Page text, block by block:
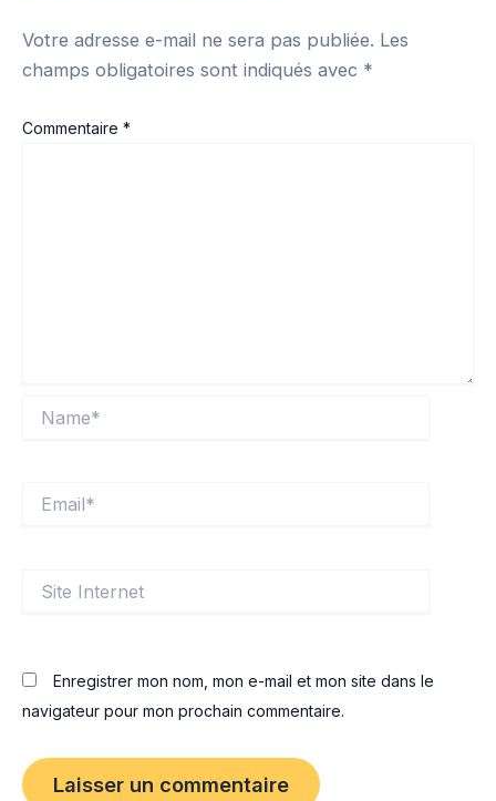
Votre adresse e-mail ne sera pas publiée. Les
champs obligatoires sont indiqués avec *
Commentaire *
Internet
Enregistrer mon nom, mon e-mail et mon site dans le
navigateur pour mon prochain commentaire.